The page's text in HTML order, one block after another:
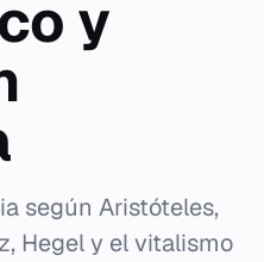
y
según Aristóteles,
Hegel y el vitalismo